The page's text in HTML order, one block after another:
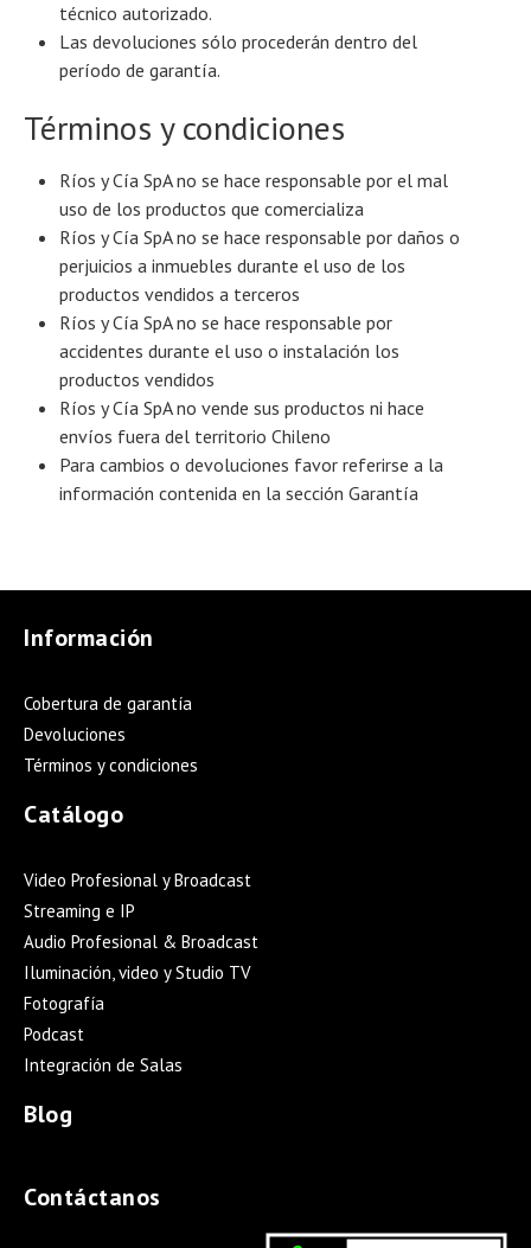
técnico autorizado.
Las devoluciones sólo procederán dentro del
período de garantía.
Términos y condiciones
Ríos y Cía SpA no se hace responsable por el mal
uso de los productos que comercializa
Ríos y Cía SpA no se hace responsable por daños o
perjuicios a inmuebles durante el uso de los
productos vendidos a terceros
Ríos y Cía SpA no se hace responsable por
accidentes durante el uso o instalación los
productos vendidos
Ríos y Cía SpA no vende sus productos ni hace
envíos fuera del territorio Chileno
Para cambios o devoluciones favor referirse a la
información contenida en la sección Garantía
Información
Cobertura de garantía
Devoluciones
Términos y condiciones
Catálogo
Video Profesional y Broadcast
Streaming e IP
Audio Profesional & Broadcast
Iluminación, video y Studio TV
Fotografía
Podcast
Integración de Salas
Blog
Contáctanos